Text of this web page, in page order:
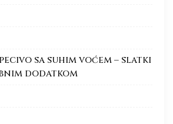
sa suhim voćem – slatki
dodatkom